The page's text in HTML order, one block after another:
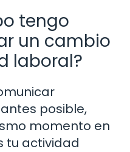
tengo
un cambio
laboral?
posible,
momento en
tu actividad